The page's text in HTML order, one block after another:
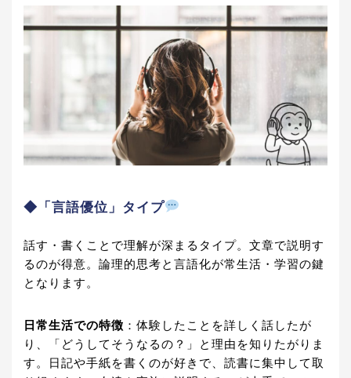
◆「言語優位」タイプ
話す・書くことで理解が深まるタイプ。文章で説明す
るのが得意。論理的思考と言語化が常生活・学習の鍵
となります。
日常生活での特徴 ：体験したことを詳しく話したが
り、「どうしてそうなるの？」と理由を知りたがりま
す。日記や手紙を書くのが好きで、読書に集中して取